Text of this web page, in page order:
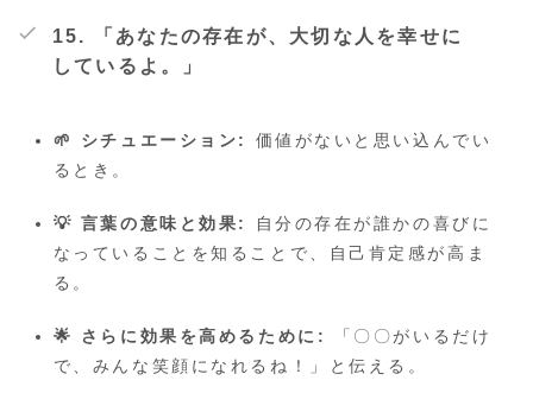
15. 「あなたの存在が、大切な人を幸せに
しているよ。」
🌱 シチュエーション:
価値がないと思い込んでい
るとき。
💡 言葉の意味と効果:
自分の存在が誰かの喜びに
なっていることを知ることで、自己肯定感が高ま
る。
🌟 さらに効果を高めるために:
「〇〇がいるだけ
で、みんな笑顔になれるね！」と伝える。